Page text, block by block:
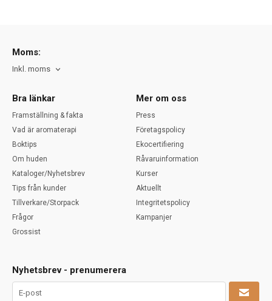
Moms:
Inkl. moms
Bra länkar
Framställning & fakta
Vad är aromaterapi
Boktips
Om huden
Kataloger/Nyhetsbrev
Tips från kunder
Tillverkare/Storpack
Frågor
Grossist
Mer om oss
Press
Företagspolicy
Ekocertifiering
Råvaruinformation
Kurser
Aktuellt
Integritetspolicy
Kampanjer
Nyhetsbrev - prenumerera